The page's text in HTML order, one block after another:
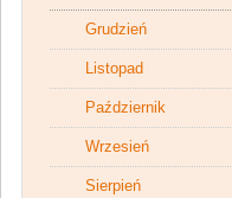
Grudzień
Listopad
Październik
Wrzesień
Sierpień